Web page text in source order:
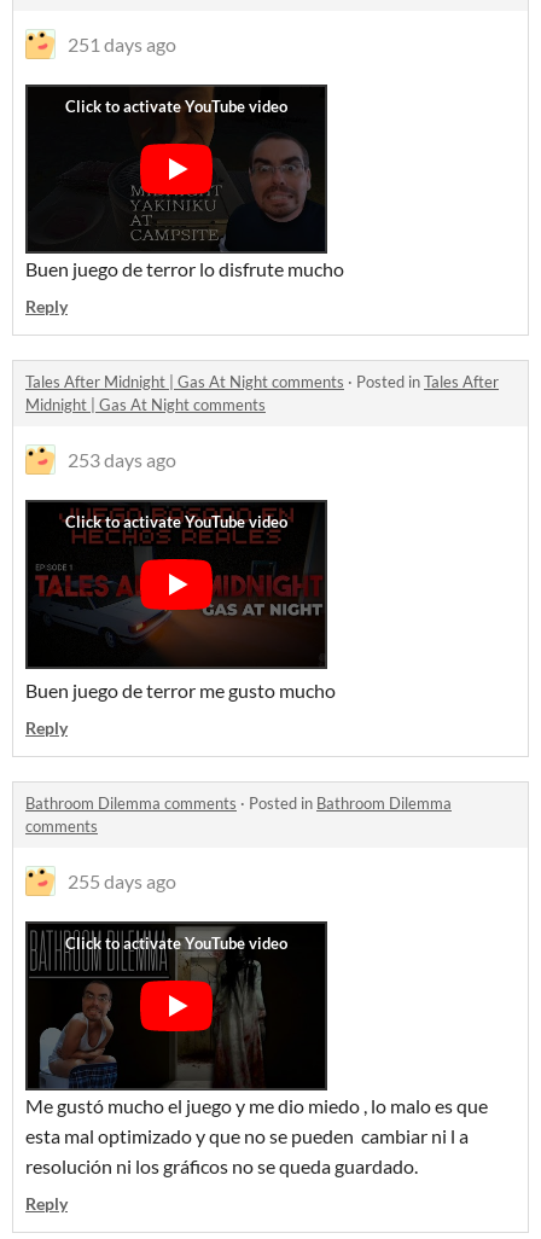
251 days ago
Buen juego de terror lo disfrute mucho
Reply
Tales After Midnight | Gas At Night comments · Posted inTales After
Midnight | Gas At Night comments
253 days ago
Buen juego de terror me gusto mucho
Reply
Bathroom Dilemma comments · Posted in Bathroom Dilemma
comments
255 days ago
Me gustó mucho el juego y me dio miedo , lo malo es que
esta mal optimizado y que no se pueden cambiar ni l a
resolución ni los gráficos no se queda guardado.
Reply